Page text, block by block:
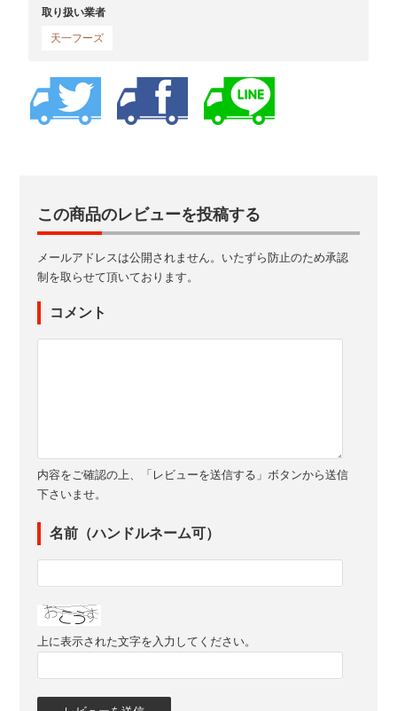
取り扱い業者
天一フーズ
この商品のレビューを投稿する
メールアドレスは公開されません。いたずら防止のため承認
制を取らせて頂いております。
コメント
内容をご確認の上、「レビューを送信する」ボタンから送信
下さいませ。
名前（ハンドルネーム可）
上に表示された文字を入力してください。